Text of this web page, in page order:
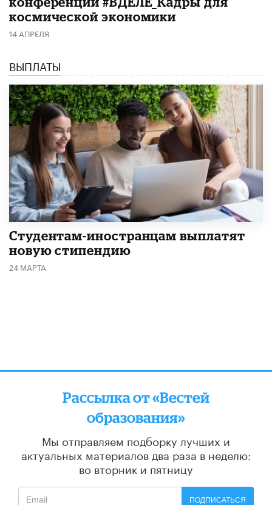
космической экономики
14 АПРЕЛЯ
ВЫПЛАТЫ
Студентам-иностранцам выплатят
новую стипендию
24 МАРТА
Рассылка от «Вестей
образования»
Мы отправляем подборку лучших и
актуальных материалов два раза в неделю:
во вторник и пятницу
ПОДПИСАТЬСЯ